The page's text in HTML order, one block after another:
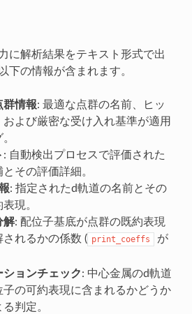
に解析結果をテキスト形式で出
下の情報が含まれます。
群情報: 最適な点群の名前、ヒッ
および厳密な受け入れ基準が適用
: 自動検出プロセスで評価された
その評価詳細。
: 指定されたd軌道の名前とその
現。
解: 配位子基底が点群の既約表現
れるかの係数 ( print_coeffs が
ョンチェック: 中心金属のd軌道
の可約表現に含まれるかどうか
判定。